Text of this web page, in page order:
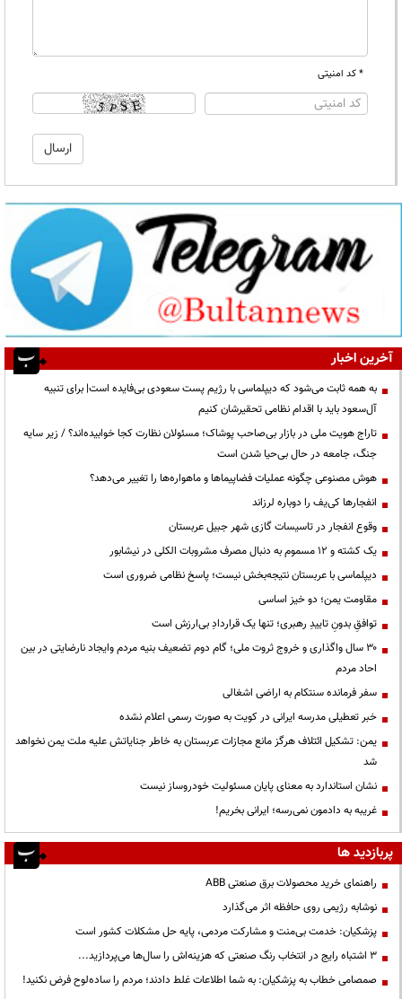
* کد امنیتی
آخرین اخبار
به همه ثابت می‌شود که دیپلماسی با رژیم پست سعودی بی‌فایده است| برای تنبیه
آل‌سعود باید با اقدام نظامی تحقیرشان کنیم
تاراج هویت ملی در بازار بی‌صاحب پوشاک؛ مسئولان نظارت کجا خوابیده‌اند؟ / زیر سایه
جنگ، جامعه در حال بی‌حیا شدن است
هوش مصنوعی چگونه عملیات فضاپیماها و ماهواره‌ها را تغییر می‌دهد؟
انفجارها کی‌یف را دوباره لرزاند
وقوع انفجار در تاسیسات گازی شهر جبیل عربستان
یک کشته و ۱۲ مسموم به دنبال مصرف مشروبات الکلی در نیشابور
دیپلماسی با عربستان نتیجه‌بخش نیست؛ پاسخ نظامی ضروری است
مقاومت یمن؛ دو خیز اساسی
توافقِ بدونِ تاییدِ رهبری؛ تنها یک قراردادِ بی‌ارزش است
۳۰ سال واگذاری و خروج ثروت ملی؛ گام دوم تضعیف بنیه مردم وایجاد نارضایتی در بین
احاد مردم
سفر فرمانده سنتکام به اراضی اشغالی
خبر تعطیلی مدرسه ایرانی در کویت به صورت رسمی اعلام نشده
یمن: تشکیل ائتلاف هرگز مانع مجازات عربستان به خاطر جنایاتش علیه ملت یمن نخواهد
شد
نشان استاندارد به معنای پایان مسئولیت خودروساز نیست
غریبه به دادمون نمی‌رسه؛ ایرانی بخریم!
پربازدید ها
راهنمای خرید محصولات برق صنعتی ABB
نوشابه رژیمی روی حافظه اثر می‌گذارد
پزشکیان: خدمت بی‌منت و مشارکت مردمی، پایه حل مشکلات کشور است
3 اشتباه رایج در انتخاب رنگ صنعتی که هزینه‌اش را سال‌ها می‌پردازید...
صمصامی خطاب به پزشکیان: به شما اطلاعات غلط دادند؛ مردم را ساده‌لوح فرض نکنید!